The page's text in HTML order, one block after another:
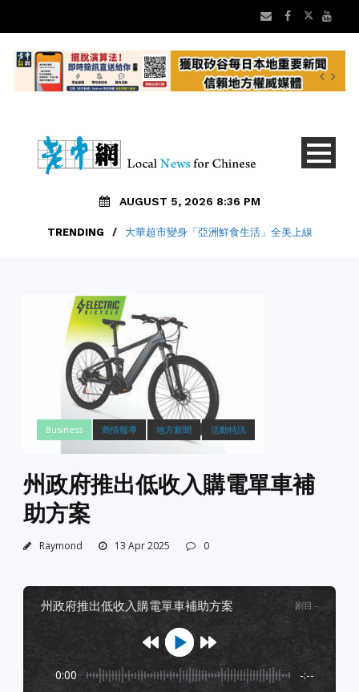
AUGUST 5, 2026 8:36 PM
TRENDING / 大華超市變身「亞洲鮮食生活」全美上線
Business 商情報導 地方新聞 活動特訊
州政府推出低收入購電單車補
助方案
Raymond 13 Apr 2025 0
州政府推出低收入購電單車補助方案 剧目 :-
0:00 -:--